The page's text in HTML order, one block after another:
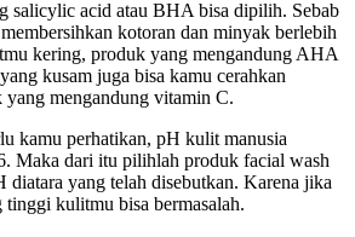
salicylic acid atau BHA bisa dipilih. Sebab
kotoran dan minyak berlebih
kering, produk yang mengandung AHA
kusam juga bisa kamu cerahkan
mengandung vitamin C.
kamu perhatikan, pH kulit manusia
Maka dari itu pilihlah produk facial wash
diatara yang telah disebutkan. Karena jika
kulitmu bisa bermasalah.